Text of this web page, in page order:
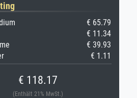
€ 65.79
€ 11.34
€ 39.93
€ 1.11
€ 118.17
(Enthält 21% MwSt.)